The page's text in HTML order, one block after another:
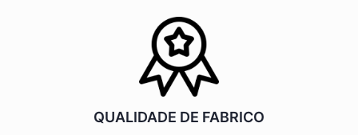
QUALIDADE DE FABRICO